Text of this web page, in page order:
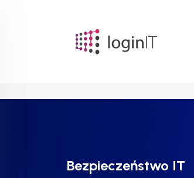
Bezpieczeństwo IT
Bezpieczeństwo IT
Bezpieczeństwo IT